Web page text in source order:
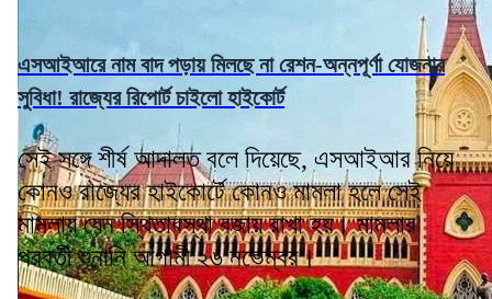
এসআইআরে নাম বাদ পড়ায় মিলছে না রেশন-অন্নপূর্ণা যোজনার
সুবিধা! রাজ্যের রিপোর্ট চাইলো হাইকোর্ট
সেই সঙ্গে শীর্ষ আদালত বলে দিয়েছে, এসআইআর নিয়ে
কোনও রাজ্যের হাইকোর্টে কোনও মামলা হলে সেই
মামলায় যেন স্থিতাবস্থা বজায় রাখা হয়। মামলার
পরবর্তী শুনানি আগামী ২৬ নভেম্বর।